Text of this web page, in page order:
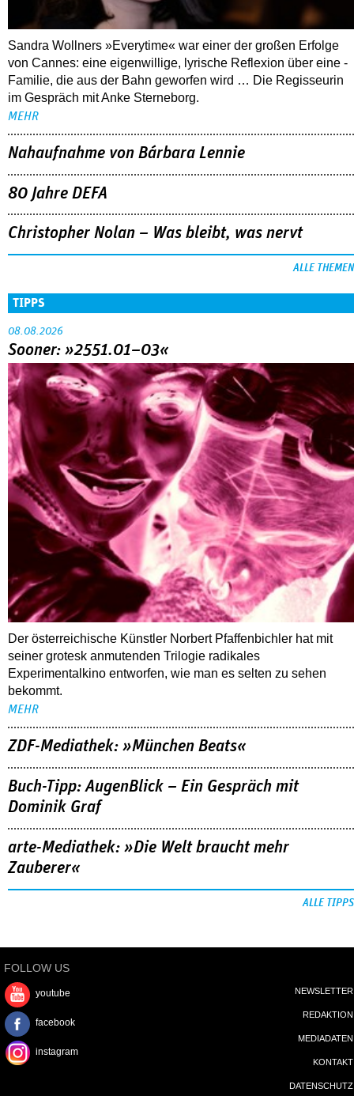
Sandra Wollners »Everytime« war einer der großen Erfolge
von Cannes: eine eigenwillige, lyrische Reflexion über eine ­
Familie, die aus der Bahn geworfen wird … Die Regisseurin
im Gespräch mit Anke Sterneborg.
MEHR
Nahaufnahme von Bárbara Lennie
80 Jahre DEFA
Christopher Nolan – Was bleibt, was nervt
ALLE THEMEN
TIPPS
08.08.2026
Sooner: »2551.01–03«
Der österreichische Künstler Norbert Pfaffenbichler hat mit
seiner grotesk anmutenden Trilogie radikales
Experimentalkino entworfen, wie man es selten zu sehen
bekommt.
MEHR
ZDF-Mediathek: »München Beats«
Buch-Tipp: AugenBlick – Ein Gespräch mit
Dominik Graf
arte-Mediathek: »Die Welt braucht mehr
Zauberer«
ALLE TIPPS
FOLLOW US
youtube
facebook
instagram
NEWSLETTER
REDAKTION
MEDIADATEN
KONTAKT
DATENSCHUTZ